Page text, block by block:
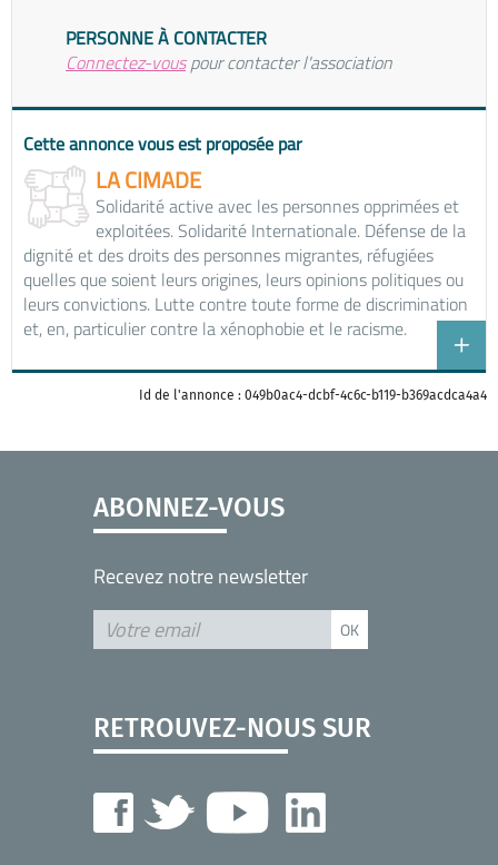
PERSONNE À CONTACTER
Connectez-vouspour contacter l'association
Cette annonce vous est proposée par
LA CIMADE
Solidarité active avec les personnes opprimées et
exploitées. Solidarité Internationale. Défense de la
dignité et des droits des personnes migrantes, réfugiées
quelles que soient leurs origines, leurs opinions politiques ou
leurs convictions. Lutte contre toute forme de discrimination
et, en, particulier contre la xénophobie et le racisme.
Id de l'annonce : 049b0ac4-dcbf-4c6c-b119-b369acdca4a4
ABONNEZ-VOUS
Recevez notre newsletter
RETROUVEZ-NOUS SUR